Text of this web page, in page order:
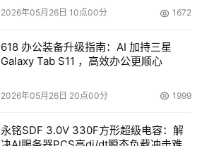
2026年05月26日 10点00分 1672
618 办公装备升级指南：AI 加持三星
Galaxy Tab S11 ，高效办公更顺心
2026年05月26日 20点00分 1999
永铭SDF 3.0V 330F方形超级电容：解